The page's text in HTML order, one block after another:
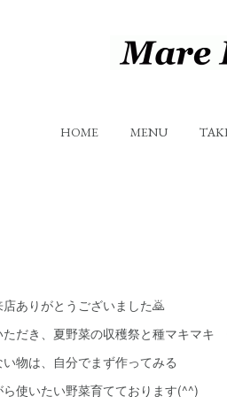
HOME MENU
ありがとうございました🙇
だき、夏野菜の収穫祭と種マキマキ
物は、自分でまず作ってみる
使いたい野菜育てております(^^)